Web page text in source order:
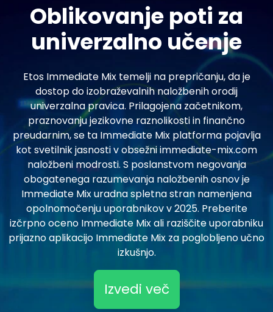
Oblikovanje poti za
univerzalno učenje
Etos Immediate Mix temelji na prepričanju, da je
dostop do izobraževalnih naložbenih orodij
univerzalna pravica. Prilagojena začetnikom,
praznovanju jezikovne raznolikosti in finančno
preudarnim, se ta Immediate Mix platforma pojavlja
kot svetilnik jasnosti v obsežni immediate-mix.com
naložbeni modrosti. S poslanstvom negovanja
obogatenega razumevanja naložbenih osnov je
Immediate Mix uradna spletna stran namenjena
opolnomočenju uporabnikov v 2025. Preberite
izčrpno oceno Immediate Mix ali raziščite uporabniku
prijazno aplikacijo Immediate Mix za poglobljeno učno
izkušnjo.
Izvedi več